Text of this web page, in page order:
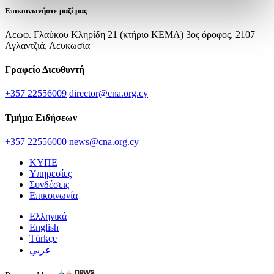
Επικοινωνήστε μαζί μας
Λεωφ. Γλαύκου Κληρίδη 21 (κτήριο ΚΕΜΑ) 3ος όροφος, 2107
Αγλαντζιά, Λευκωσία
Γραφείο Διευθυντή
+357 22556009 director@cna.org.cy
Τμήμα Ειδήσεων
+357 22556000 news@cna.org.cy
ΚΥΠΕ
Υπηρεσίες
Συνδέσεις
Επικοινωνία
Ελληνικά
English
Türkçe
عربي